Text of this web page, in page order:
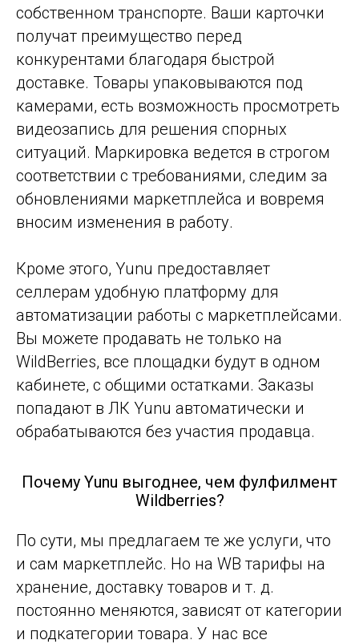
собственном транспорте. Ваши карточки
получат преимущество перед
конкурентами благодаря быстрой
доставке. Товары упаковываются под
камерами, есть возможность просмотреть
видеозапись для решения спорных
ситуаций. Маркировка ведется в строгом
соответствии с требованиями, следим за
обновлениями маркетплейса и вовремя
вносим изменения в работу.
Кроме этого, Yunu предоставляет
селлерам удобную платформу для
автоматизации работы с маркетплейсами.
Вы можете продавать не только на
WildBerries, все площадки будут в одном
кабинете, с общими остатками. Заказы
попадают в ЛК Yunu автоматически и
обрабатываются без участия продавца.
Почему Yunu выгоднее, чем фулфилмент
Wildberries?
По сути, мы предлагаем те же услуги, что
и сам маркетплейс. Но на WB тарифы на
хранение, доставку товаров и т. д.
постоянно меняются, зависят от категории
и подкатегории товара. У нас все